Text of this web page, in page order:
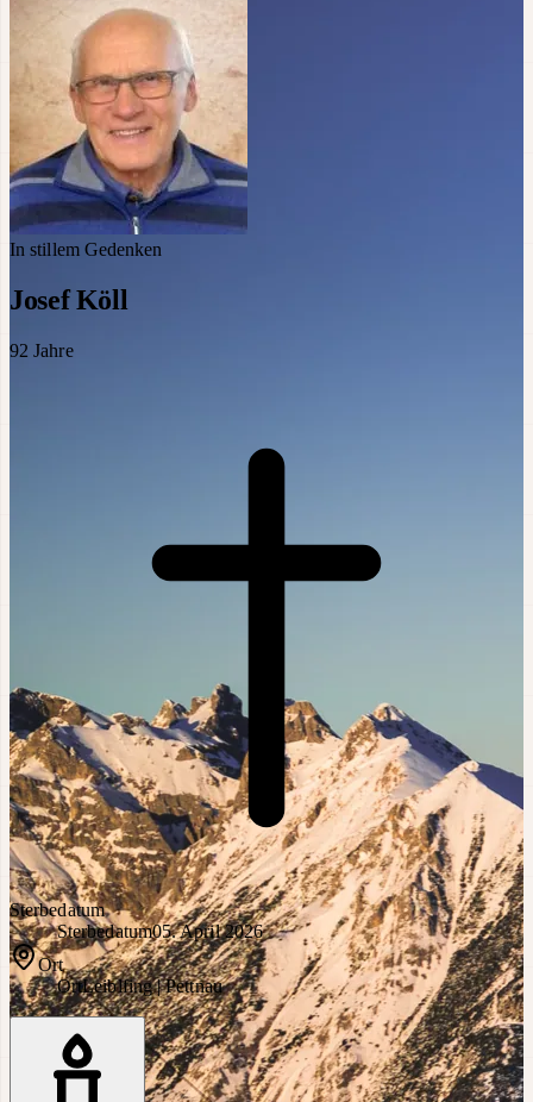
In stillem Gedenken
Josef Köll
92 Jahre
Sterbedatum
Sterbedatum05. April 2026
Ort
OrtLeiblfing | Pettnau